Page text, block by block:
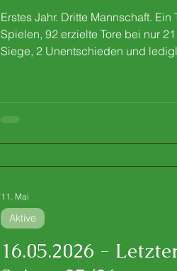
Erstes Jahr. Dritte Mannschaft. Ein
Spielen, 92 erzielte Tore bei nur
Siege, 2 Unentschieden und
Saison. Es war der Verdienst
Beginn an an sich glaubte und
16.05.2026 -
Aktive
11. Mai